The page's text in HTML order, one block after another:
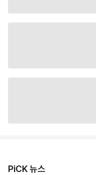
PiCK 뉴스